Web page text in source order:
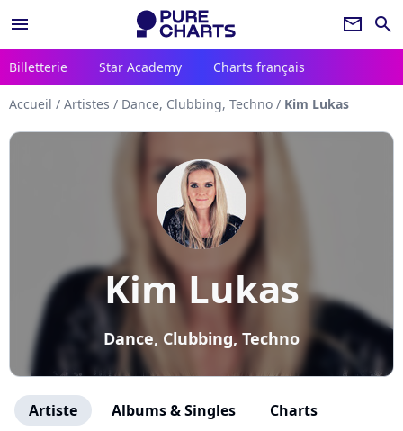
menu newsletter search
Billetterie Star Academy Charts français
Accueil / Artistes / Dance, Clubbing, Techno / Kim Lukas
Kim Lukas
Dance, Clubbing, Techno
Artiste Albums & Singles Charts